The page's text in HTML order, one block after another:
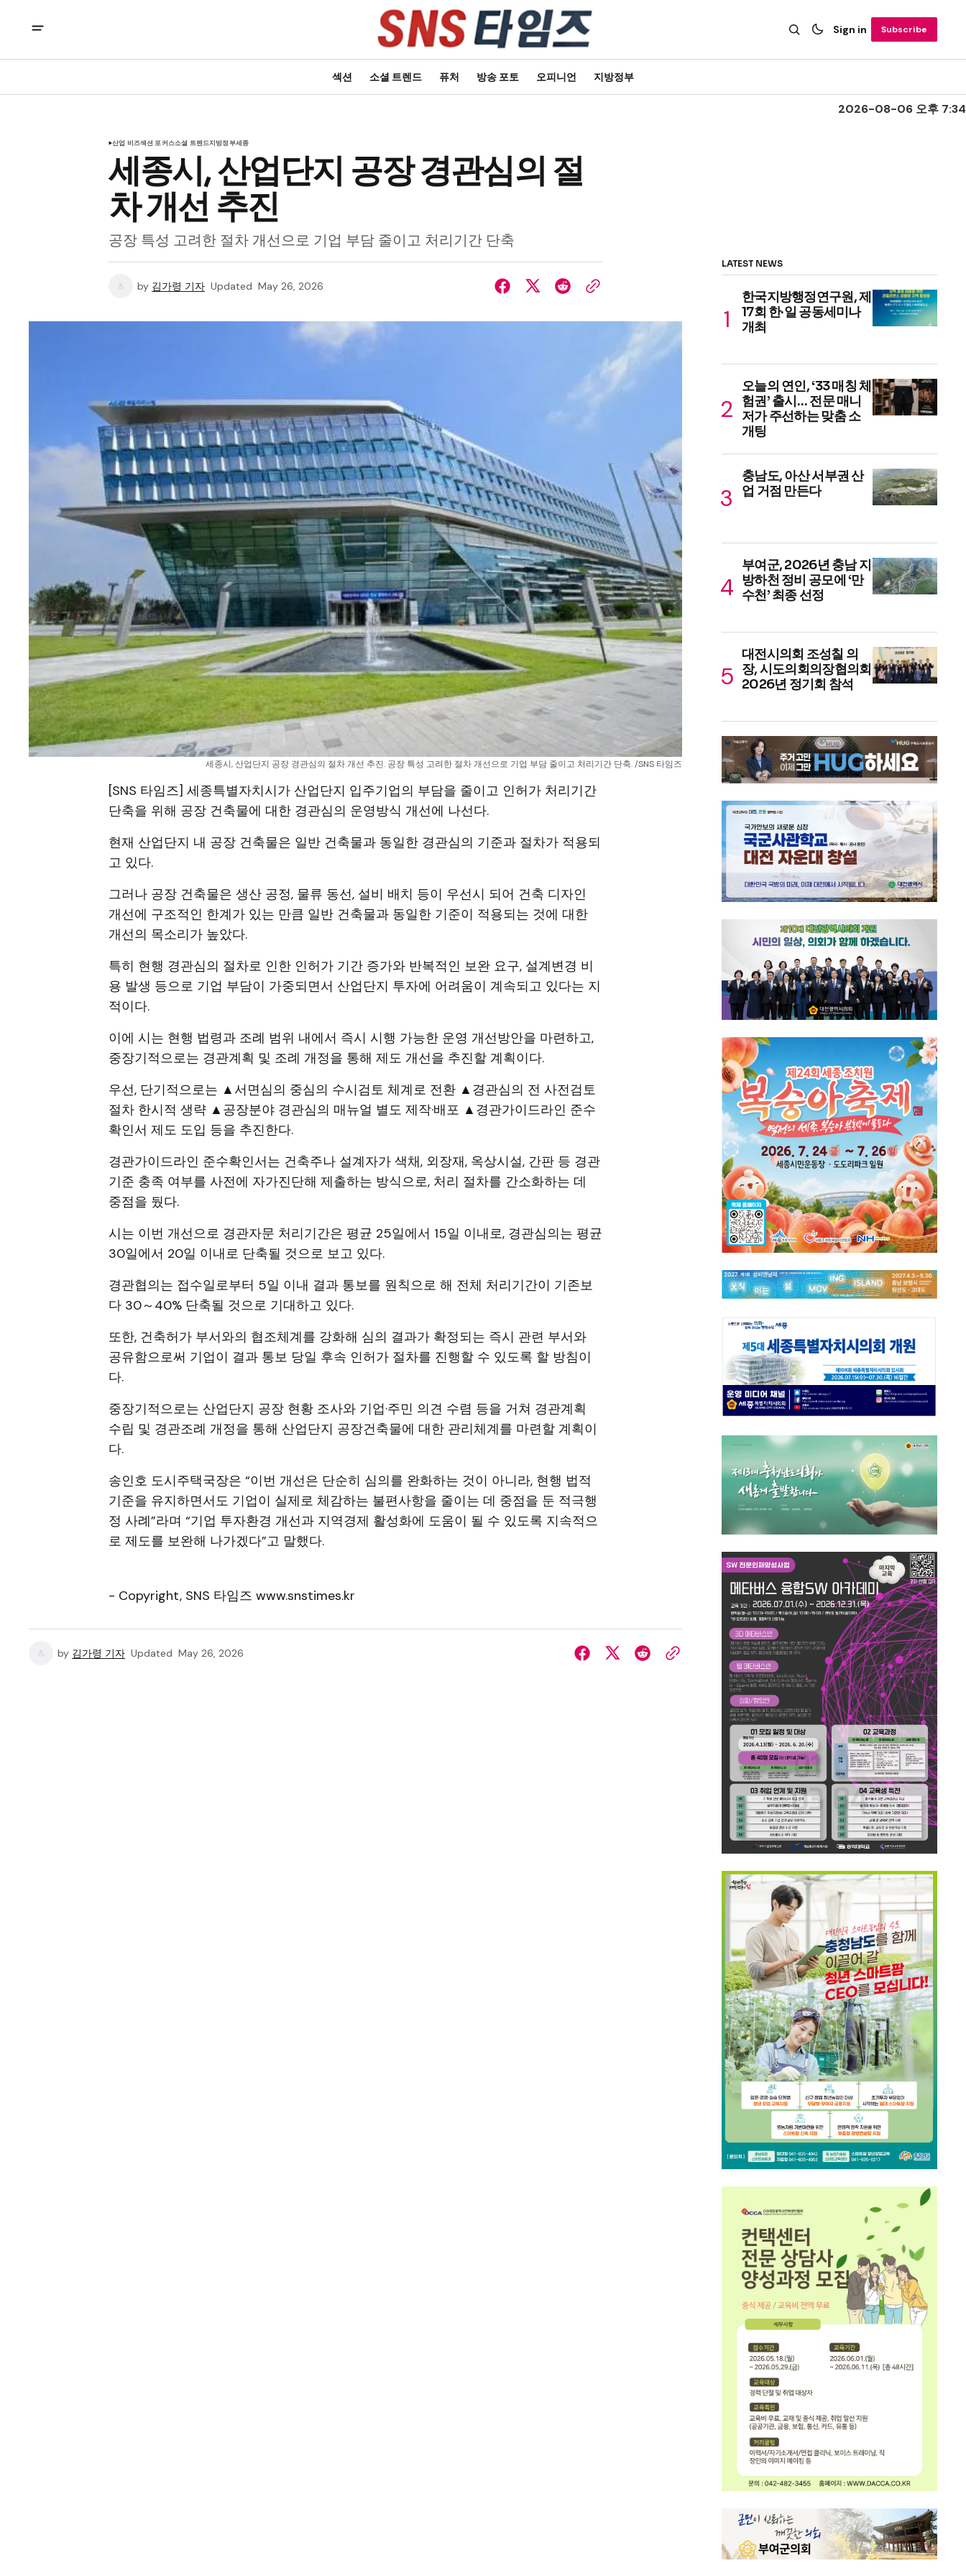
Sign in Subscribe
섹션 소셜 트렌드 퓨처 방송 포토 오피니언 지방정부
2026-08-06 오후 7:34
산업 비즈섹션 포커스소셜 트렌드지방정부세종
세종시, 산업단지 공장 경관심의 절
차 개선 추진
공장 특성 고려한 절차 개선으로 기업 부담 줄이고 처리기간 단축
by 김가령 기자 Updated May 26, 2026
세종시, 산업단지 공장 경관심의 절차 개선 추진. 공장 특성 고려한 절차 개선으로 기업 부담 줄이고 처리기간 단축. /SNS 타임즈
[SNS 타임즈] 세종특별자치시가 산업단지 입주기업의 부담을 줄이고 인허가 처리기간
단축을 위해 공장 건축물에 대한 경관심의 운영방식 개선에 나선다.
현재 산업단지 내 공장 건축물은 일반 건축물과 동일한 경관심의 기준과 절차가 적용되
고 있다.
그러나 공장 건축물은 생산 공정, 물류 동선, 설비 배치 등이 우선시 되어 건축 디자인
개선에 구조적인 한계가 있는 만큼 일반 건축물과 동일한 기준이 적용되는 것에 대한
개선의 목소리가 높았다.
특히 현행 경관심의 절차로 인한 인허가 기간 증가와 반복적인 보완 요구, 설계변경 비
용 발생 등으로 기업 부담이 가중되면서 산업단지 투자에 어려움이 계속되고 있다는 지
적이다.
이에 시는 현행 법령과 조례 범위 내에서 즉시 시행 가능한 운영 개선방안을 마련하고,
중장기적으로는 경관계획 및 조례 개정을 통해 제도 개선을 추진할 계획이다.
우선, 단기적으로는 ▲서면심의 중심의 수시검토 체계로 전환 ▲경관심의 전 사전검토
절차 한시적 생략 ▲공장분야 경관심의 매뉴얼 별도 제작·배포 ▲경관가이드라인 준수
확인서 제도 도입 등을 추진한다.
경관가이드라인 준수확인서는 건축주나 설계자가 색채, 외장재, 옥상시설, 간판 등 경관
기준 충족 여부를 사전에 자가진단해 제출하는 방식으로, 처리 절차를 간소화하는 데
중점을 뒀다.
시는 이번 개선으로 경관자문 처리기간은 평균 25일에서 15일 이내로, 경관심의는 평균
30일에서 20일 이내로 단축될 것으로 보고 있다.
경관협의는 접수일로부터 5일 이내 결과 통보를 원칙으로 해 전체 처리기간이 기존보
다 30～40% 단축될 것으로 기대하고 있다.
또한, 건축허가 부서와의 협조체계를 강화해 심의 결과가 확정되는 즉시 관련 부서와
공유함으로써 기업이 결과 통보 당일 후속 인허가 절차를 진행할 수 있도록 할 방침이
다.
중장기적으로는 산업단지 공장 현황 조사와 기업·주민 의견 수렴 등을 거쳐 경관계획
수립 및 경관조례 개정을 통해 산업단지 공장건축물에 대한 관리체계를 마련할 계획이
다.
송인호 도시주택국장은 “이번 개선은 단순히 심의를 완화하는 것이 아니라, 현행 법적
기준을 유지하면서도 기업이 실제로 체감하는 불편사항을 줄이는 데 중점을 둔 적극행
정 사례”라며 “기업 투자환경 개선과 지역경제 활성화에 도움이 될 수 있도록 지속적으
로 제도를 보완해 나가겠다”고 말했다.
- Copyright, SNS 타임즈 www.snstimes.kr
by 김가령 기자 Updated May 26, 2026
LATEST NEWS
한국지방행정연구원, 제
17회 한·일 공동세미나
개최
오늘의 연인, ‘33 매칭 체
험권’ 출시… 전문 매니
저가 주선하는 맞춤 소
개팅
충남도, 아산 서부권 산
업 거점 만든다
부여군, 2026년 충남 지
방하천 정비 공모에 ‘만
수천’ 최종 선정
대전시의회 조성칠 의
장, 시도의회의장협의회
2026년 정기회 참석